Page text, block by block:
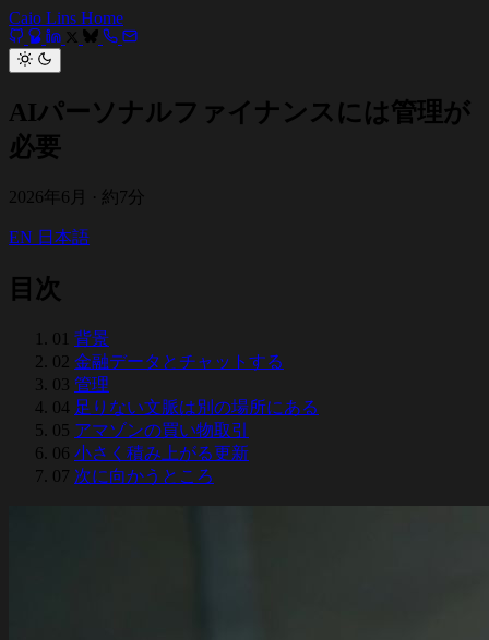
Caio Lins Home
AIパーソナルファイナンスには管理が
必要
2026年6月 · 約7分
EN 日本語
目次
01 背景
02 金融データとチャットする
03 管理
04 足りない文脈は別の場所にある
05 アマゾンの買い物取引
06 小さく積み上がる更新
07 次に向かうところ